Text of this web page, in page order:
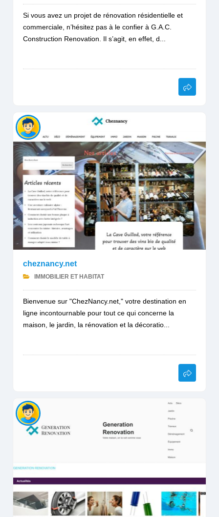
Si vous avez un projet de rénovation résidentielle et
commerciale, n’hésitez pas à le confier à G.A.C.
Construction Renovation. Il s’agit, en effet, d...
cheznancy.net
IMMOBILIER ET HABITAT
Bienvenue sur "ChezNancy.net," votre destination en
ligne incontournable pour tout ce qui concerne la
maison, le jardin, la rénovation et la décoratio...